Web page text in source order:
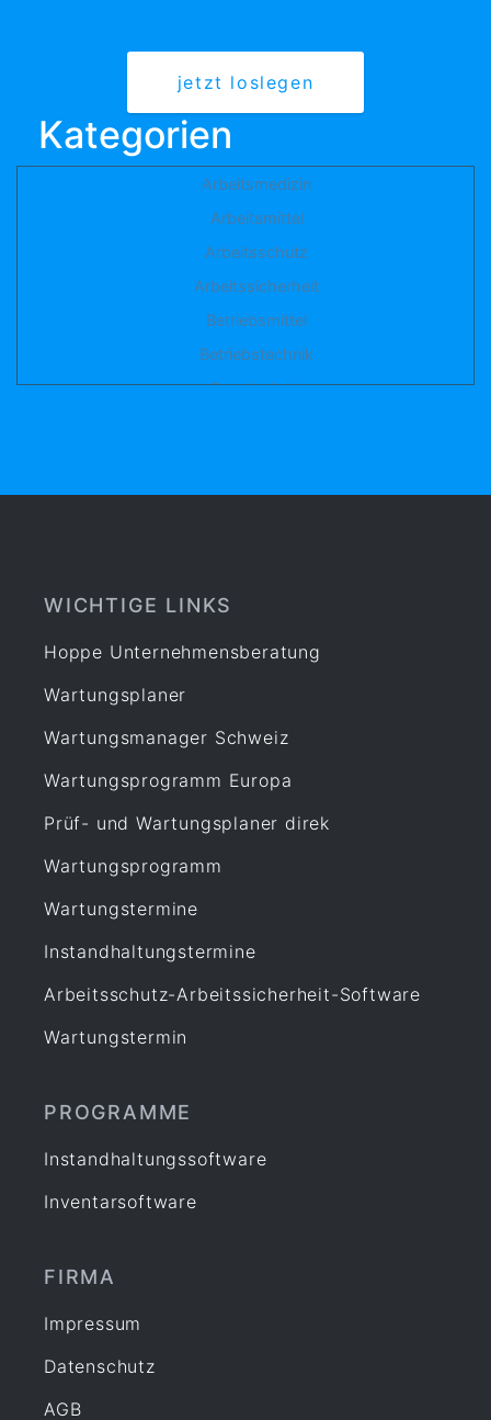
jetzt loslegen
Kategorien
Arbeitsmedizin
Arbeitsmittel
Arbeitsschutz
Arbeitssicherheit
Betriebsmittel
Betriebstechnik
Brandschutz
Gesetz
Leiterprüfung
Produktion
Prüfen
Prüfmittel Messmittel
Prüfung Fuhrpark
Sonstiges
WICHTIGE LINKS
Hoppe Unternehmensberatung
Wartungsplaner
Wartungsmanager Schweiz
Wartungsprogramm Europa
Prüf- und Wartungsplaner direk
Wartungsprogramm
Wartungstermine
Instandhaltungstermine
Arbeitsschutz-Arbeitssicherheit-Software
Wartungstermin
PROGRAMME
Instandhaltungssoftware
Inventarsoftware
FIRMA
Impressum
Datenschutz
AGB